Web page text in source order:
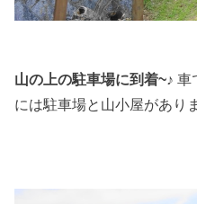
山の上の駐車場に到着~♪ 車
には駐車場と山小屋があり